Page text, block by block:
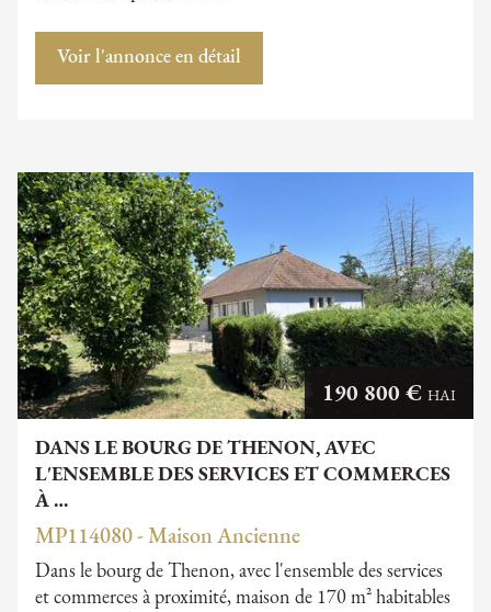
Voir l'annonce en détail
DANS LE BOURG DE THENON, AVEC
L'ENSEMBLE DES SERVICES ET COMMERCES
À …
190 800 € HAI
MP114080 - Maison Ancienne
Dans le bourg de Thenon, avec l'ensemble des services
et commerces à proximité, maison de 170 m² habitables